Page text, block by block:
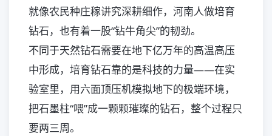
就像农民种庄稼讲究深耕细作，河南人做培育
钻石，也有着一股“钻牛角尖”的韧劲。
不同于天然钻石需要在地下亿万年的高温高压
中形成，培育钻石靠的是科技的力量——在实
验室里，用六面顶压机模拟地下的极端环境，
把石墨柱“喂”成一颗颗璀璨的钻石，整个过程只
要两三周。